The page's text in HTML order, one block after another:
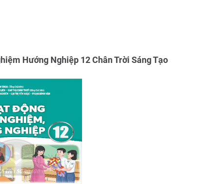
Hướng Nghiệp 12 Chân Trời Sáng Tạo